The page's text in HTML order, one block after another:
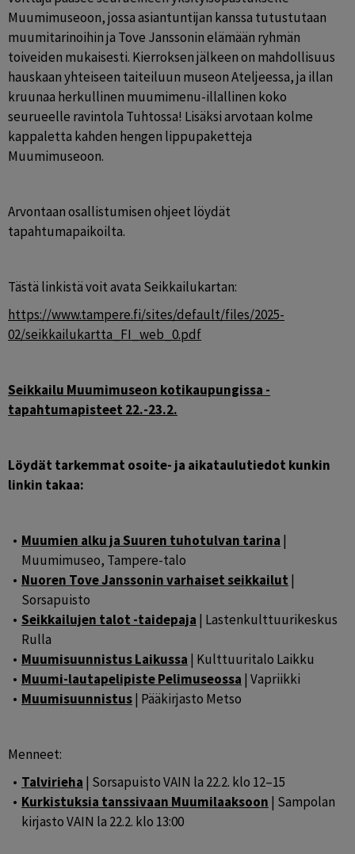
Muumimuseoon, jossa asiantuntijan kanssa tutustutaan
muumitarinoihin ja Tove Janssonin elämään ryhmän
toiveiden mukaisesti. Kierroksen jälkeen on mahdollisuus
hauskaan yhteiseen taiteiluun museon Ateljeessa, ja illan
kruunaa herkullinen muumimenu-illallinen koko
seurueelle ravintola Tuhtossa! Lisäksi arvotaan kolme
kappaletta kahden hengen lippupaketteja
Muumimuseoon.
Arvontaan osallistumisen ohjeet löydät
tapahtumapaikoilta.
Tästä linkistä voit avata Seikkailukartan:
https://www.tampere.fi/sites/default/files/2025-
02/seikkailukartta_FI_web_0.pdf
Seikkailu Muumimuseon kotikaupungissa -
tapahtumapisteet 22.-23.2.
Löydät tarkemmat osoite- ja aikataulutiedot kunkin
linkin takaa:
Muumien alku ja Suuren tuhotulvan tarina |
Muumimuseo, Tampere-talo
Nuoren Tove Janssonin varhaiset seikkailut |
Sorsapuisto
Seikkailujen talot -taidepaja | Lastenkulttuurikeskus
Rulla
Muumisuunnistus Laikussa | Kulttuuritalo Laikku
Muumi-lautapelipiste Pelimuseossa | Vapriikki
Muumisuunnistus | Pääkirjasto Metso
Menneet:
Talvirieha | Sorsapuisto VAIN la 22.2. klo 12–15
Kurkistuksia tanssivaan Muumilaaksoon | Sampolan
kirjasto VAIN la 22.2. klo 13:00